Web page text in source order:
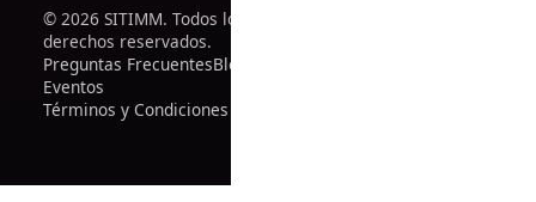
© 2026 SITIMM. Todos los
derechos reservados.
Preguntas FrecuentesBlog
Eventos
Términos y Condiciones